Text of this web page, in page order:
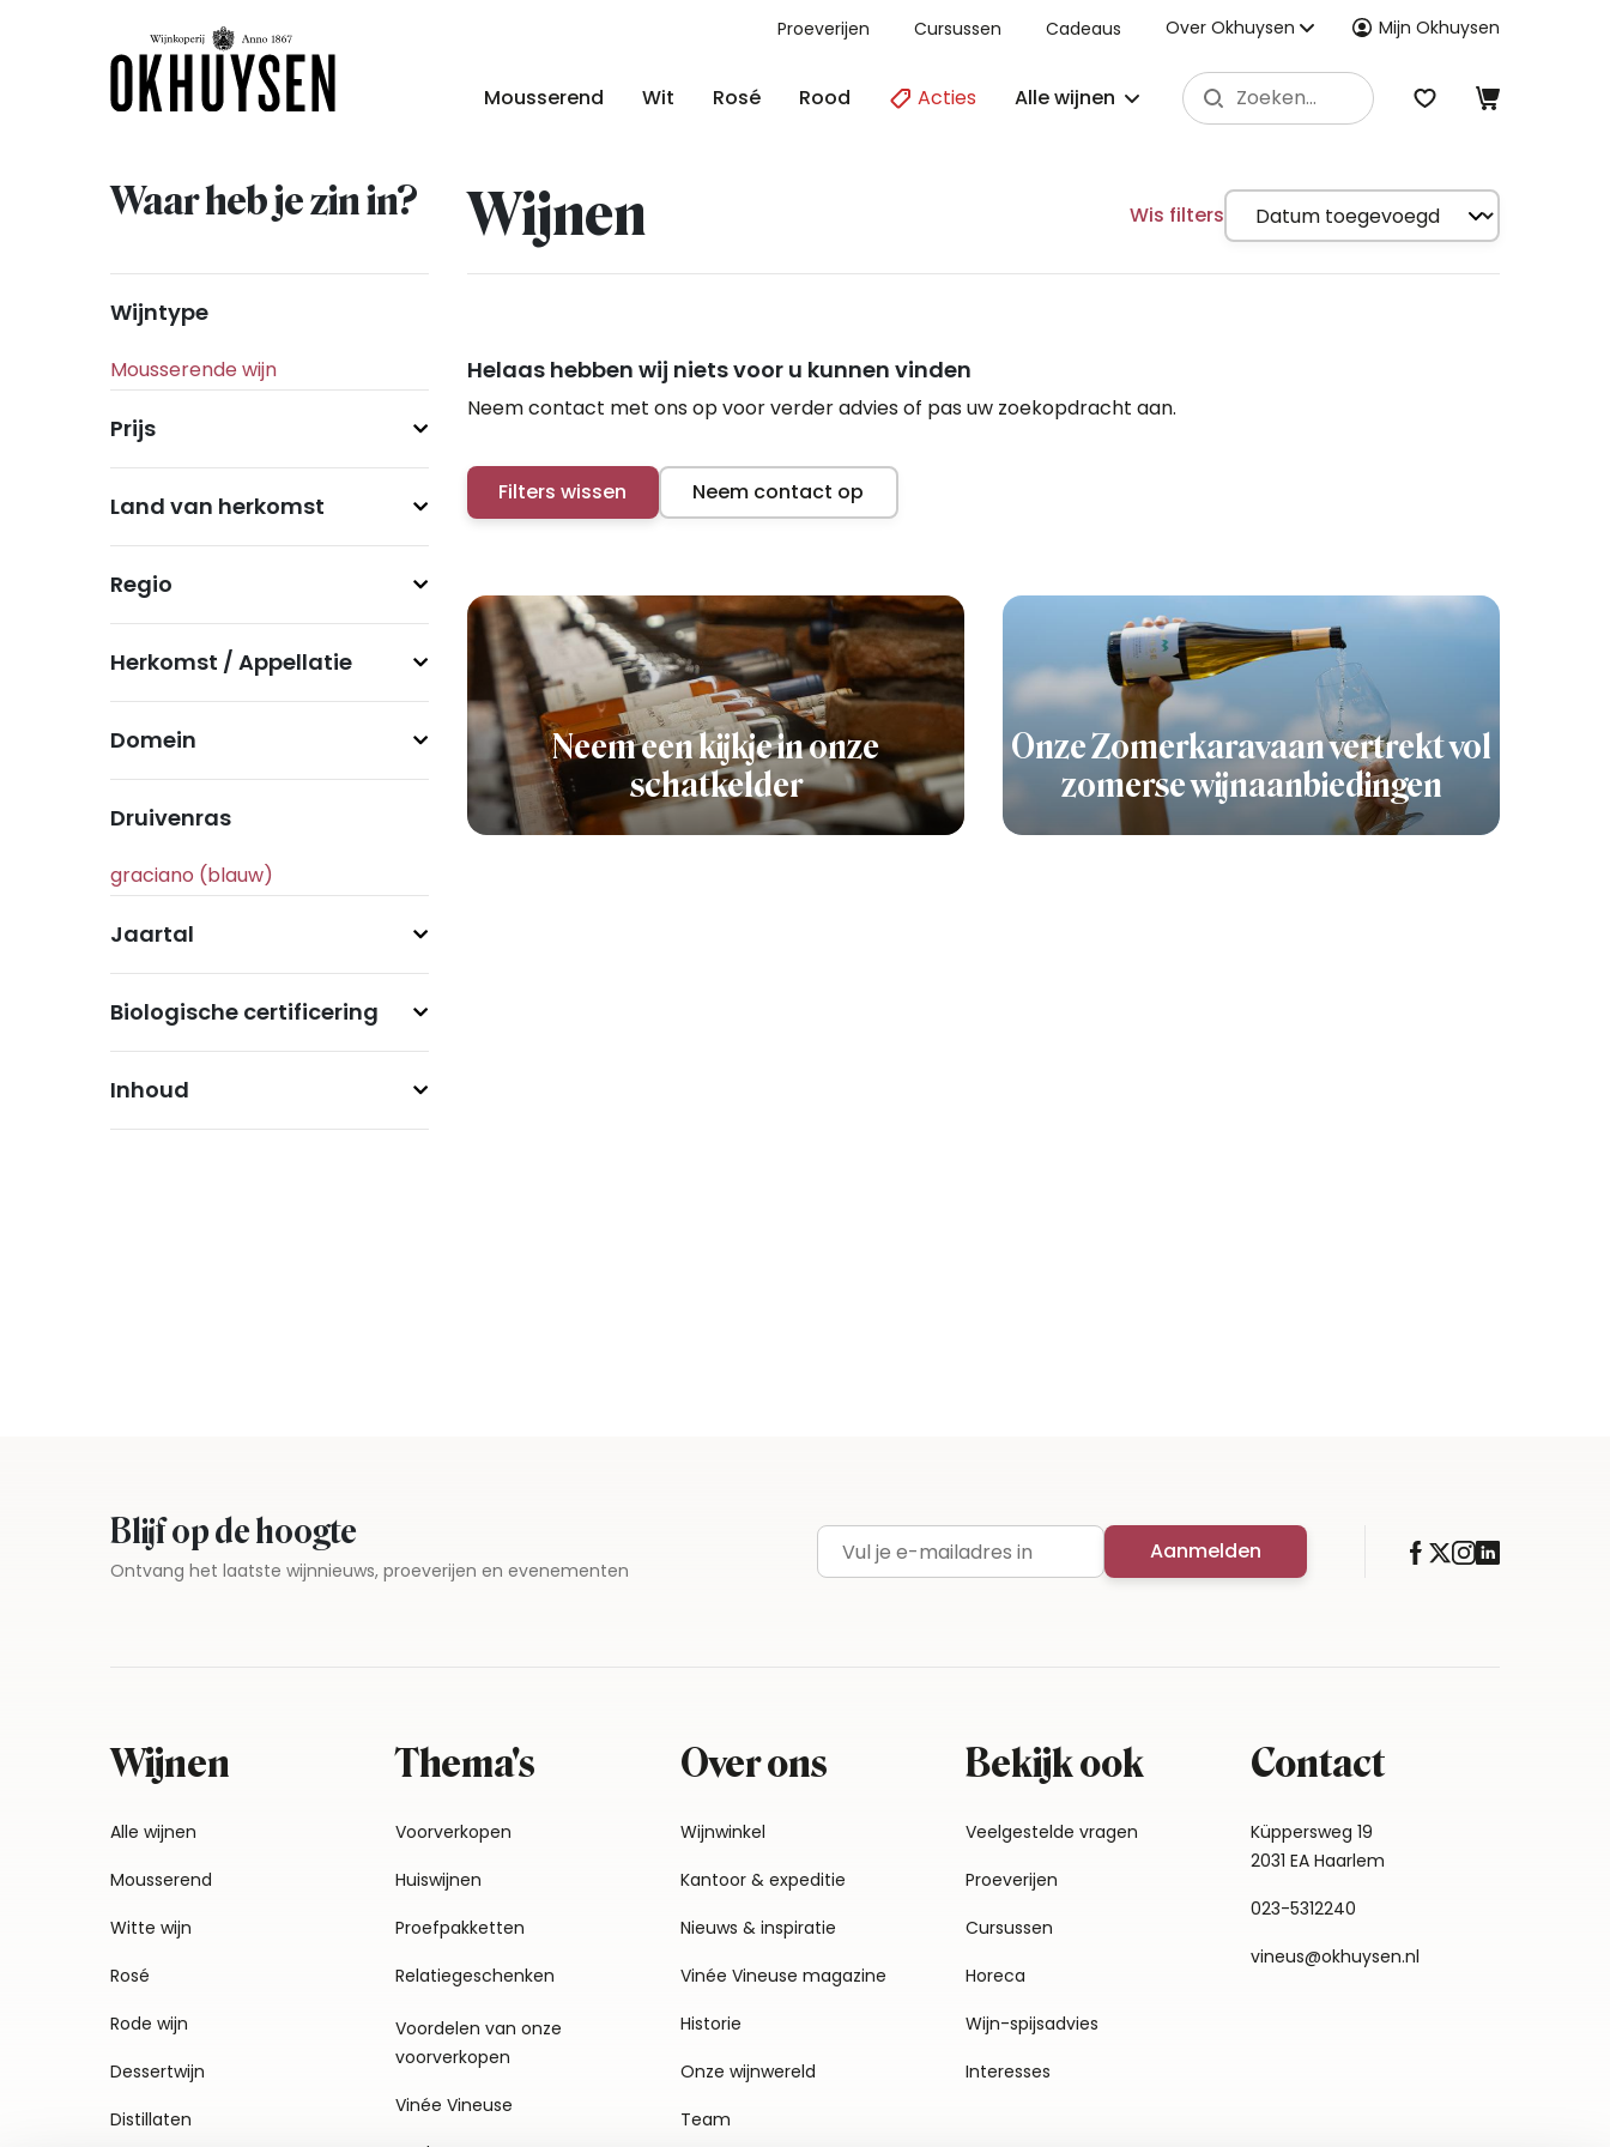
Proeverijen Cursussen Cadeaus Over Okhuysen Mijn Okhuysen
Mousserend Wit Rosé Rood Acties Alle wijnen
Waar heb je zin in? Wijnen Wis filters
Wijntype
Prijs
Land van herkomst
Regio
Herkomst / Appellatie
Domein
Druivenras
Jaartal
Biologische certificering
Inhoud
Helaas hebben wij niets voor u kunnen vinden
Neem contact met ons op voor verder advies of pas uw zoekopdracht aan.
Filters wissen Neem contact op
Neem een kijkje in onze
schatkelder
Onze Zomerkaravaan vertrekt vol
zomerse wijnaanbiedingen
Blijf op de hoogte
Ontvang het laatste wijnnieuws, proeverijen en evenementen E-mailadres Aanmelden
Wijnen
Alle wijnen
Mousserend
Witte wijn
Rosé
Rode wijn
Dessertwijn
Distillaten
Thema's
Voorverkopen
Huiswijnen
Proefpakketten
Relatiegeschenken
Voordelen van onze
voorverkopen
Vinée Vineuse
Over ons
Wijnwinkel
Kantoor & expeditie
Nieuws & inspiratie
Vinée Vineuse magazine
Historie
Onze wijnwereld
Team
Bekijk ook
Veelgestelde vragen
Proeverijen
Cursussen
Horeca
Wijn-spijsadvies
Interesses
Contact
Küppersweg 19
2031 EA Haarlem
023-5312240
vineus@okhuysen.nl